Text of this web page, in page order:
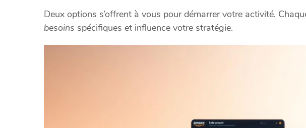
Deux options s’offrent à vous pour démarrer votre activité.
besoins spécifiques et influence votre stratégie.